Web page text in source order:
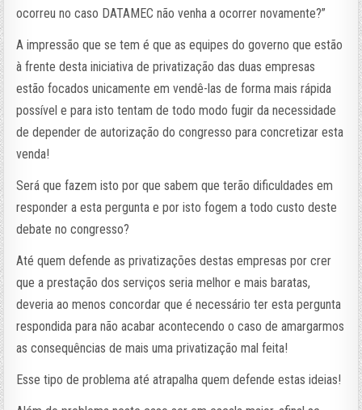
ocorreu no caso DATAMEC não venha a ocorrer novamente?”
A impressão que se tem é que as equipes do governo que estão
à frente desta iniciativa de privatização das duas empresas
estão focados unicamente em vendê-las de forma mais rápida
possível e para isto tentam de todo modo fugir da necessidade
de depender de autorização do congresso para concretizar esta
venda!
Será que fazem isto por que sabem que terão dificuldades em
responder a esta pergunta e por isto fogem a todo custo deste
debate no congresso?
Até quem defende as privatizações destas empresas por crer
que a prestação dos serviços seria melhor e mais baratas,
deveria ao menos concordar que é necessário ter esta pergunta
respondida para não acabar acontecendo o caso de amargarmos
as consequências de mais uma privatização mal feita!
Esse tipo de problema até atrapalha quem defende estas ideias!